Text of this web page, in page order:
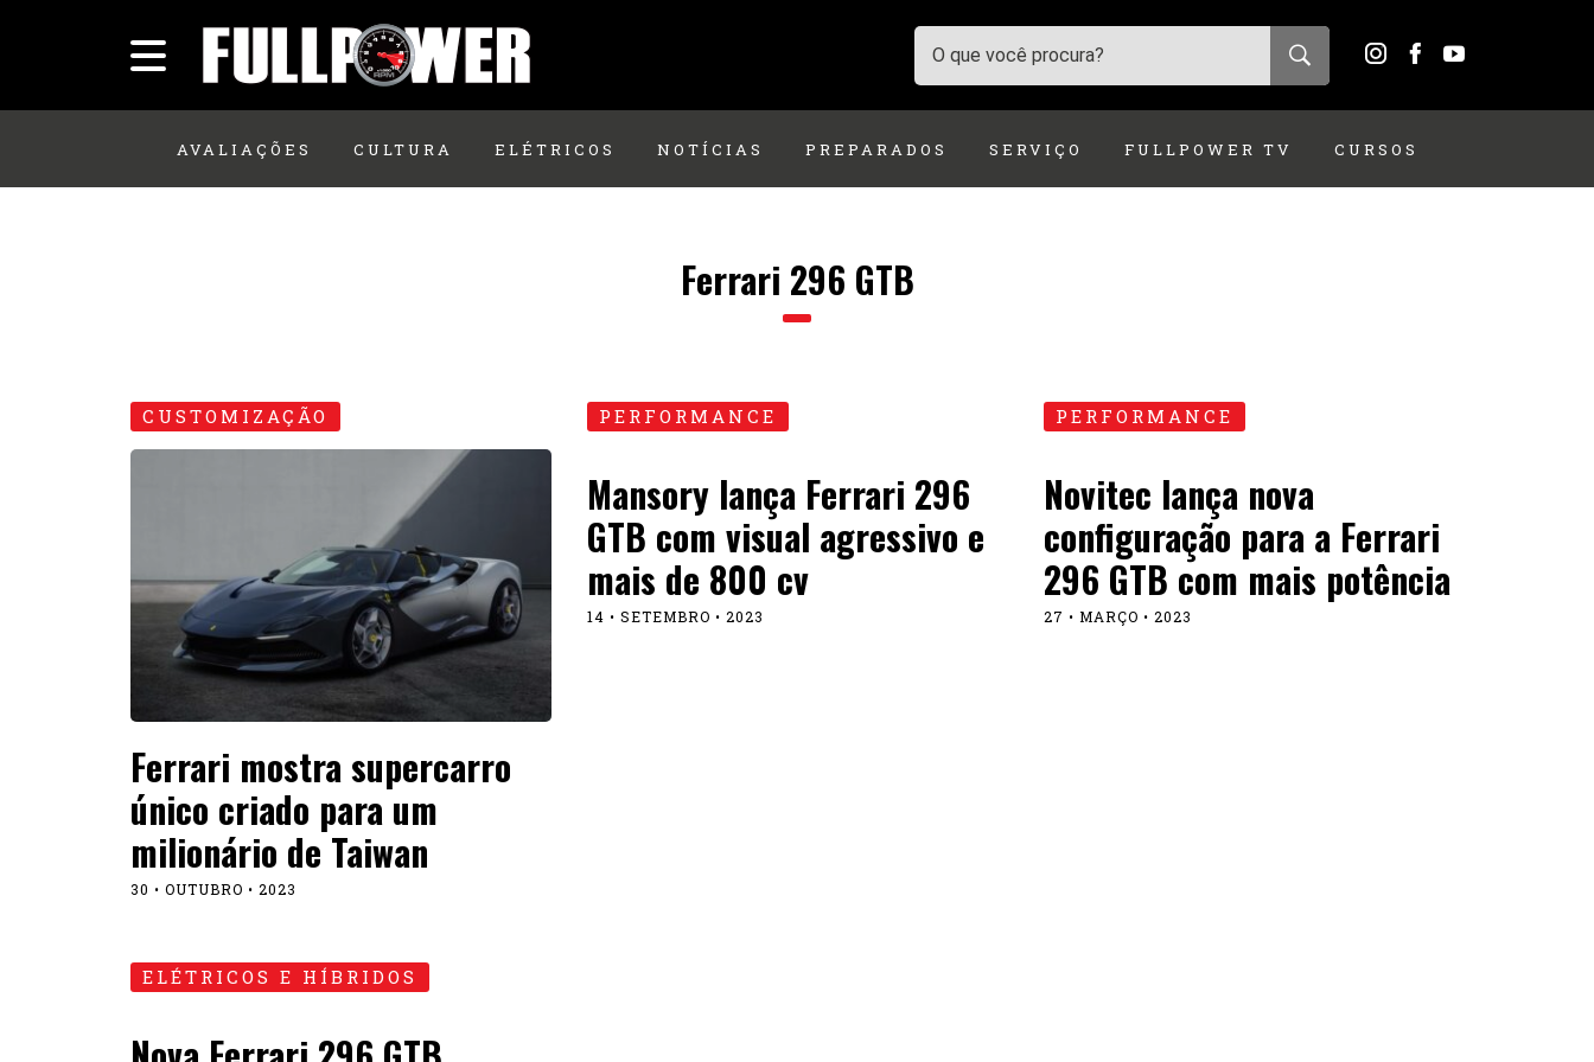
AVALIAÇÕES CULTURA ELÉTRICOS NOTÍCIAS PREPARADOS SERVIÇO FULLPOWER TV CURSOS
Ferrari 296 GTB
CUSTOMIZAÇÃO
Ferrari mostra supercarro
único criado para um
milionário de Taiwan
30 • OUTUBRO • 2023
PERFORMANCE
Mansory lança Ferrari 296
GTB com visual agressivo e
mais de 800 cv
14 • SETEMBRO • 2023
PERFORMANCE
Novitec lança nova
configuração para a Ferrari
296 GTB com mais potência
27 • MARÇO • 2023
ELÉTRICOS E HÍBRIDOS